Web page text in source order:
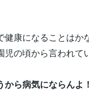
健康になることはか
児の頃から言われて
から病気にならんよ